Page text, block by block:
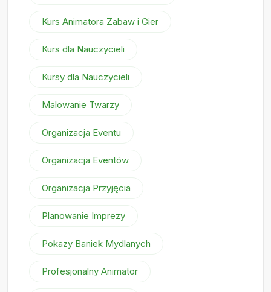
Kurs Animatora Zabaw i Gier
Kurs dla Nauczycieli
Kursy dla Nauczycieli
Malowanie Twarzy
Organizacja Eventu
Organizacja Eventów
Organizacja Przyjęcia
Planowanie Imprezy
Pokazy Baniek Mydlanych
Profesjonalny Animator